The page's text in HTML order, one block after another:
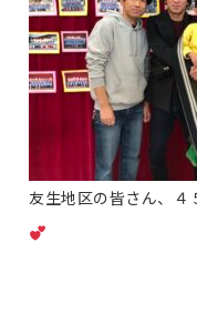
友生地区の皆さん、４